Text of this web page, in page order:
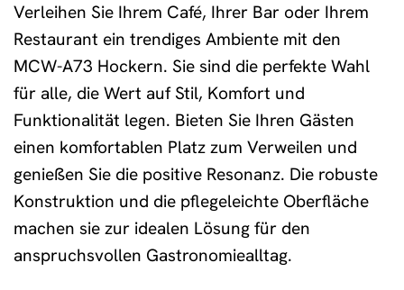
Verleihen Sie Ihrem Café, Ihrer Bar oder Ihrem
Restaurant ein trendiges Ambiente mit den
MCW-A73 Hockern. Sie sind die perfekte Wahl
für alle, die Wert auf Stil, Komfort und
Funktionalität legen. Bieten Sie Ihren Gästen
einen komfortablen Platz zum Verweilen und
genießen Sie die positive Resonanz. Die robuste
Konstruktion und die pflegeleichte Oberfläche
machen sie zur idealen Lösung für den
anspruchsvollen Gastronomiealltag.